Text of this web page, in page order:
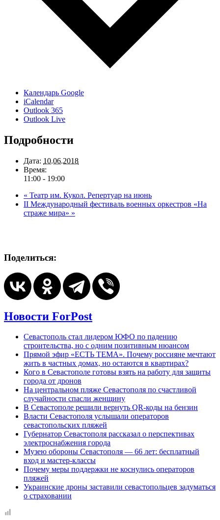
Календарь Google
iCalendar
Outlook 365
Outlook Live
Подробности
Дата: 10.06.2018
Время:
11:00 - 19:00
« Театр им. Кукол. Репертуар на июнь
II Международный фестиваль военных оркестров «На
страже мира» »
Поделиться:
Новости ForPost
Севастополь стал лидером ЮФО по падению
строительства, но с одним позитивным нюансом
Прямой эфир «ЕСТЬ ТЕМА». Почему россияне мечтают
жить в частных домах, но остаются в квартирах?
Кого в Севастополе готовы взять на работу для защиты
города от дронов
На центральном пляже Севастополя по счастливой
случайности спасли женщину
В Севастополе решили вернуть QR-коды на бензин
Власти Севастополя услышали операторов
севастопольских пляжей
Губернатор Севастополя рассказал о перспективах
электроснабжения города
Музею обороны Севастополя — 66 лет: бесплатный
вход и мастер-классы
Почему меры поддержки не коснулись операторов
пляжей
Украинские дроны заставили севастопольцев задуматься
о страховании